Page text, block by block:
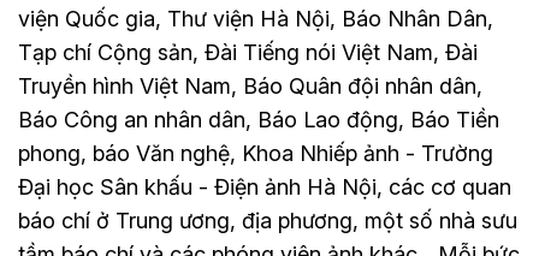
viện Quốc gia, Thư viện Hà Nội, Báo Nhân Dân,
Tạp chí Cộng sản, Đài Tiếng nói Việt Nam, Đài
Truyền hình Việt Nam, Báo Quân đội nhân dân,
Báo Công an nhân dân, Báo Lao động, Báo Tiền
phong, báo Văn nghệ, Khoa Nhiếp ảnh - Trường
Đại học Sân khấu - Điện ảnh Hà Nội, các cơ quan
báo chí ở Trung ương, địa phương, một số nhà sưu